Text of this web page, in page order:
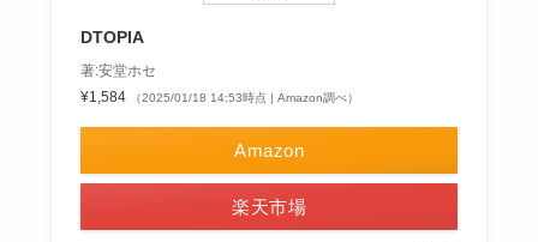
DTOPIA
著:安堂ホセ
¥1,584
（2025/01/18 14:53時点 | Amazon調べ）
Amazon
楽天市場